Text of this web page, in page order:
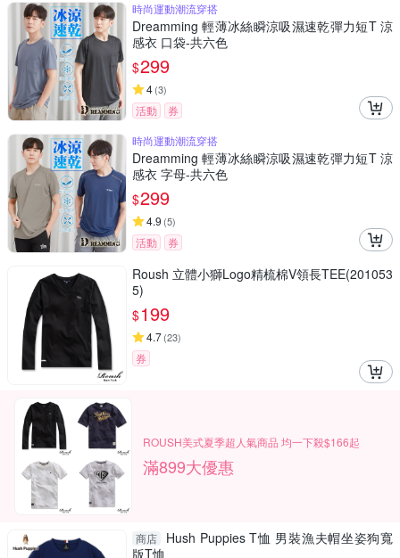
時尚運動潮流穿搭
Dreamming 輕薄冰絲瞬涼吸濕速乾彈力短T 涼
感衣 口袋-共六色
$299
4(3)
活動
券
時尚運動潮流穿搭
Dreamming 輕薄冰絲瞬涼吸濕速乾彈力短T 涼
感衣 字母-共六色
$299
4.9 (5)
活動 券
Roush 立體小獅Logo精梳棉V領長TEE(201053
5)
$199
4.7(23)
券
ROUSH美式夏季超人氣商品 均一下殺$166起
滿899大優惠
商店
Hush Puppies T恤 男裝漁夫帽坐姿狗寬
版T恤